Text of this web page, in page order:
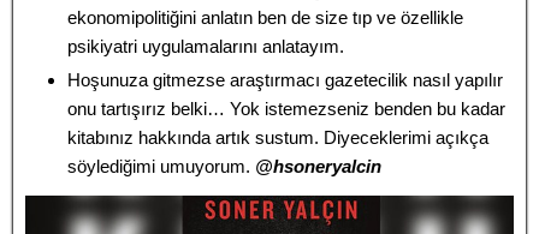
ekonomipolitiğini anlatın ben de size tıp ve özellikle
psikiyatri uygulamalarını anlatayım.
Hoşunuza gitmezse araştırmacı gazetecilik nasıl yapılır
onu tartışırız belki… Yok istemezseniz benden bu kadar
kitabınız hakkında artık sustum. Diyeceklerimi açıkça
söylediğimi umuyorum. @hsoneryalcin